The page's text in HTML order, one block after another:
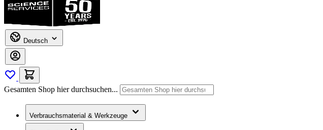
Deutsch
Gesamten Shop hier durchsuchen...
Verbrauchsmaterial & Werkzeuge